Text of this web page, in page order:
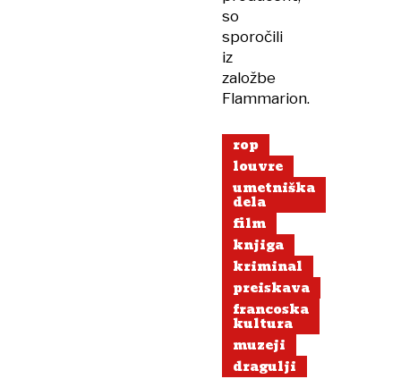
so
sporočili
iz
založbe
Flammarion.
rop
louvre
umetniška
dela
film
knjiga
kriminal
preiskava
francoska
kultura
muzeji
dragulji